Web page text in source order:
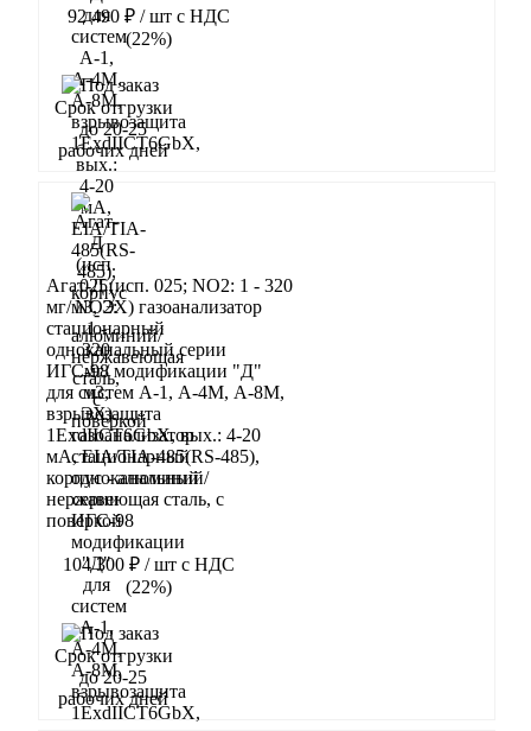
92 490 ₽ / шт с НДС
(22%)
Срок отгрузки
до 20-25
рабочих дней
Агат-Д (исп. 025; NO2: 1 - 320
мг/м3, ЭХ) газоанализатор
стационарный
одноканальный серии
ИГС-98 модификации "Д"
для систем А-1, А-4М, А-8М,
взрывозащита
1ExdIIСT6GbX, вых.: 4-20
мА, EIA/TIA-485(RS-485),
корпус - алюминий/
нержавеющая сталь, с
поверкой
104 300 ₽ / шт с НДС
(22%)
Срок отгрузки
до 20-25
рабочих дней